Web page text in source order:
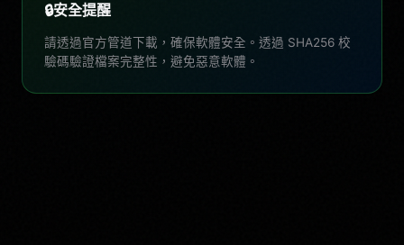
🔒安全提醒
請透過官方管道下載，確保軟體安全。透過 SHA256 校
驗碼驗證檔案完整性，避免惡意軟體。